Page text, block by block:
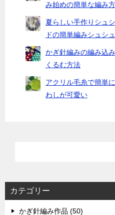
み始めの簡単な編み方
夏らしい手作りシュ
ドの簡単編みシュシュ
かぎ針編みの編み込
くるむ方法
アクリル毛糸で簡単
わしが可愛い
カテゴリー
かぎ針編み作品 (50)